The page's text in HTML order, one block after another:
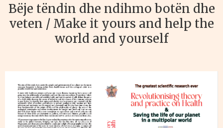
Bëje tëndin dhe ndihmo botën dhe
veten / Make it yours and help the
world and yourself